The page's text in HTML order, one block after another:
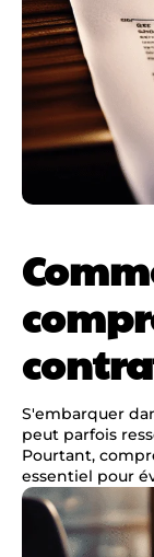
S'embarquer
peut parfois
Pourtant,
essentiel pour